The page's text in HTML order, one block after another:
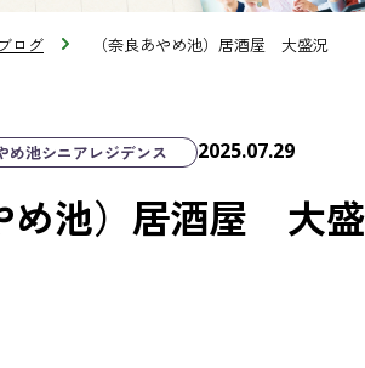
ログ
（奈良あやめ池）居酒屋 大盛況
め池シニアレジデンス 2025.07.29
め池）居酒屋 大盛